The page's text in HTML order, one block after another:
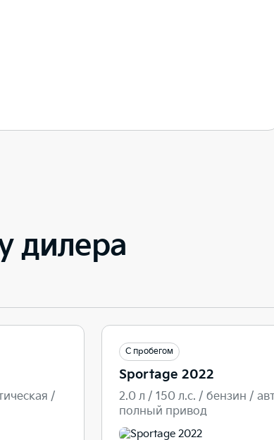
дилера
/
С пробегом
Sportage 2022
2.0 л / 150 л.c. / бензин /
полный привод